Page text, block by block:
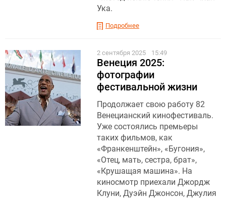
Ука.
Подробнее
2 сентября 2025 15:49
Венеция 2025:
фотографии
фестивальной жизни
Продолжает свою работу 82
Венецианский кинофестиваль.
Уже состоялись премьеры
таких фильмов, как
«Франкенштейн» , «Бугония» ,
«Отец, мать, сестра, брат»,
«Крушащая машина». На
киносмотр приехали Джордж
Клуни, Дуэйн Джонсон, Джулия